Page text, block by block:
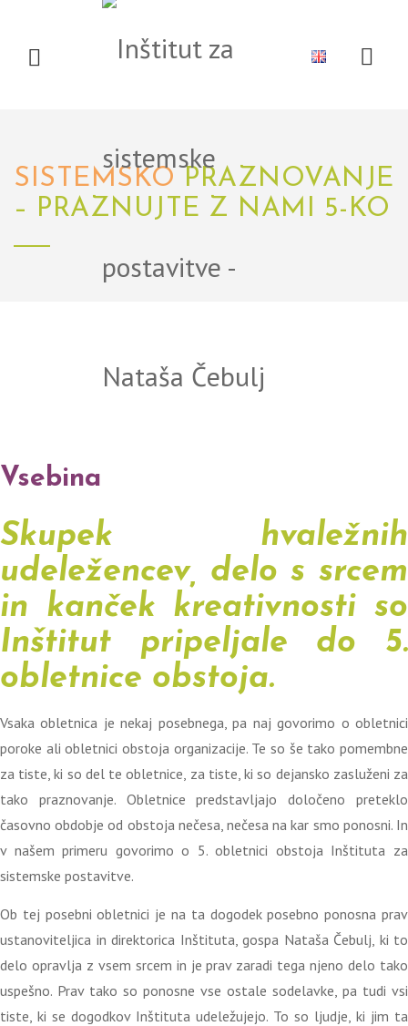
DOMOV
DOGODKI
O NAS MEDIJI
LITERATURA
SISTEMSKO PRAZNOVANJE
– PRAZNUJTE Z NAMI 5-KO
Vsebina
Skupek hvaležnih
udeležencev, delo s srcem
in kanček kreativnosti so
Inštitut pripeljale do 5.
obletnice obstoja.
Vsaka obletnica je nekaj posebnega, pa naj govorimo o obletnici
poroke ali obletnici obstoja organizacije. Te so še tako pomembne
za tiste, ki so del te obletnice, za tiste, ki so dejansko zasluženi za
tako praznovanje. Obletnice predstavljajo določeno preteklo
časovno obdobje od obstoja nečesa, nečesa na kar smo ponosni. In
v našem primeru govorimo o 5. obletnici obstoja Inštituta za
sistemske postavitve.
Ob tej posebni obletnici je na ta dogodek posebno ponosna prav
ustanoviteljica in direktorica Inštituta, gospa Nataša Čebulj, ki to
delo opravlja z vsem srcem in je prav zaradi tega njeno delo tako
uspešno. Prav tako so ponosne vse ostale sodelavke, pa tudi vsi
tiste, ki se dogodkov Inštituta udeležujejo. To so ljudje, ki jim ta